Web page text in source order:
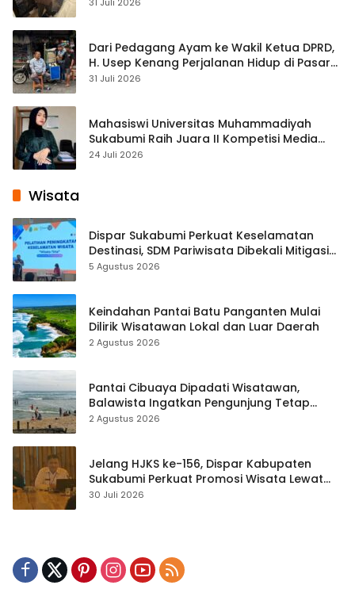
Dari Pedagang Ayam ke Wakil Ketua DPRD,
H. Usep Kenang Perjalanan Hidup di Pasar
Cisaat
31 Juli 2026
Mahasiswi Universitas Muhammadiyah
Sukabumi Raih Juara II Kompetisi Media
Pembelajaran Digital Tingkat Internasional
24 Juli 2026
Wisata
Dispar Sukabumi Perkuat Keselamatan
Destinasi, SDM Pariwisata Dibekali Mitigasi
hingga Teknik Evakuasi
5 Agustus 2026
Keindahan Pantai Batu Panganten Mulai
Dilirik Wisatawan Lokal dan Luar Daerah
2 Agustus 2026
Pantai Cibuaya Dipadati Wisatawan,
Balawista Ingatkan Pengunjung Tetap
Waspada
2 Agustus 2026
Jelang HJKS ke-156, Dispar Kabupaten
Sukabumi Perkuat Promosi Wisata Lewat
Publikasi Digital
30 Juli 2026